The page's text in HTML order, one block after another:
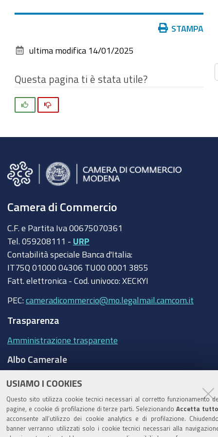
USIAMO I COOKIES
Questo sito utilizza cookie tecnici necessari al corretto funzionamento
pagine, e cookie di profilazione di terze parti. SelezionandoAccetta
acconsente all’utilizzo dei cookie analytics e di profilazione.
banner verranno utilizzati solo i cookie tecnici necessari alla
dimensioni
documento
STAMPA
ultima modifica 14/01/2025
Questa pagina ti è stata utile?
Camera di Commercio
C.F. e Partita Iva 00675070361
Tel. 059208111 - URP
Contabilità speciale Banca d'Italia:
IT75Q 01000 04306 TU00 0001 3855
Fatt. elettronica - Cod. univoco: XECKYI
PEC: cameradicommercio@mo.legalmail.camcom.it
Trasparenza
Amministrazione trasparente
Albo Camerale
Pubblicità Legale
Area riservata Amministratori
Accesso riservato agli Amministratori dell'ente